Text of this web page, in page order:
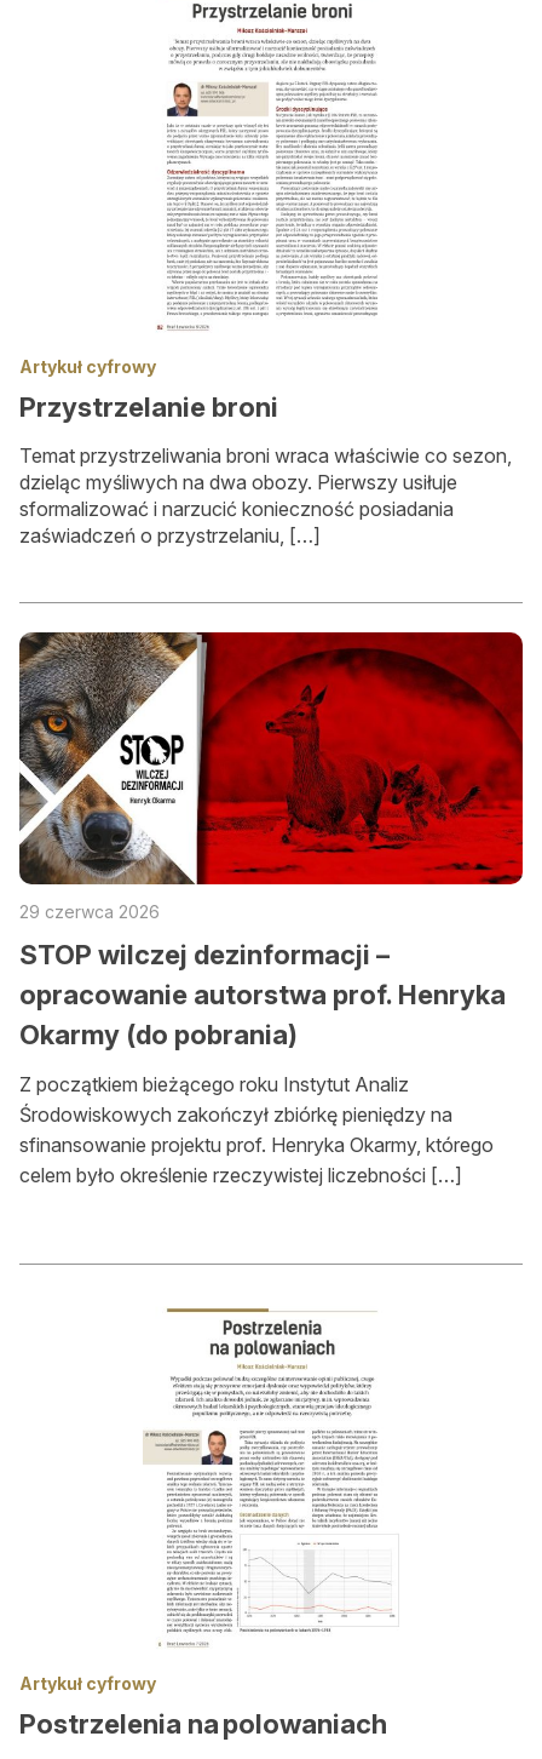
Regulamin krzyżówki
Stałe rubryki
Prawo łowieckie
Kynologia łowiecka
Broń, amunicja, optyka i akcesoria
W myśliwskiej kuchni
Ludzie
Archiwum
O nas
O nas
Gdzie kupić BŁ
Reklama
Ogłoszenia drobne
Przeglądaj ogłoszenia
Zamów ogłoszenie on-line
Zamów ogłoszenie do druku
Prenumerata
Artykuł cyfrowy
Przystrzelanie broni
Temat przystrzeliwania broni wraca właściwie co sezon,
dzieląc myśliwych na dwa obozy. Pierwszy usiłuje
sformalizować i narzucić konieczność posiadania
zaświadczeń o przystrzelaniu, […]
29 czerwca 2026
STOP wilczej dezinformacji –
opracowanie autorstwa prof. Henryka
Okarmy (do pobrania)
Z początkiem bieżącego roku Instytut Analiz
Środowiskowych zakończył zbiórkę pieniędzy na
sfinansowanie projektu prof. Henryka Okarmy, którego
celem było określenie rzeczywistej liczebności […]
Artykuł cyfrowy
Postrzelenia na polowaniach